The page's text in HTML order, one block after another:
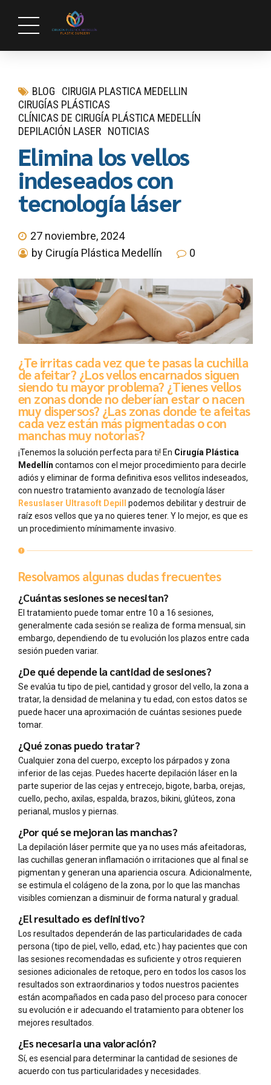
BLOG
CIRUGIA PLASTICA MEDELLIN
CIRUGÍAS PLÁSTICAS
CLÍNICAS DE CIRUGÍA PLÁSTICA MEDELLÍN
DEPILACIÓN LASER NOTICIAS
Elimina los vellos
indeseados con
tecnología láser
27 noviembre, 2024
by Cirugía Plástica Medellín
0
¿Te irritas cada vez que te pasas la cuchilla
de afeitar? ¿Los vellos encarnados siguen
siendo tu mayor problema? ¿Tienes vellos
en zonas donde no deberían estar o nacen
muy dispersos? ¿Las zonas donde te afeitas
cada vez están más pigmentadas o con
manchas muy notorias?
¡Tenemos la solución perfecta para ti! En Cirugía Plástica
Medellín contamos con el mejor procedimiento para decirle
adiós y eliminar de forma definitiva esos vellitos indeseados,
con nuestro tratamiento avanzado de tecnología láser
Resuslaser Ultrasoft Depill
podemos debilitar y destruir de
raíz esos vellos que ya no quieres tener. Y lo mejor, es que es
un procedimiento mínimamente invasivo.
Resolvamos algunas dudas frecuentes
¿Cuántas sesiones se necesitan?
El tratamiento puede tomar entre 10 a 16 sesiones,
generalmente cada sesión se realiza de forma mensual, sin
embargo, dependiendo de tu evolución los plazos entre cada
sesión pueden variar.
¿De qué depende la cantidad de sesiones?
Se evalúa tu tipo de piel, cantidad y grosor del vello, la zona a
tratar, la densidad de melanina y tu edad, con estos datos se
puede hacer una aproximación de cuántas sesiones puede
tomar.
¿Qué zonas puedo tratar?
Cualquier zona del cuerpo, excepto los párpados y zona
inferior de las cejas. Puedes hacerte depilación láser en la
parte superior de las cejas y entrecejo, bigote, barba, orejas,
cuello, pecho, axilas, espalda, brazos, bikini, glúteos, zona
perianal, muslos y piernas.
¿Por qué se mejoran las manchas?
La depilación láser permite que ya no uses más afeitadoras,
las cuchillas generan inflamación o irritaciones que al final se
pigmentan y generan una apariencia oscura. Adicionalmente,
se estimula el colágeno de la zona, por lo que las manchas
visibles comienzan a disminuir de forma natural y gradual.
¿El resultado es definitivo?
Los resultados dependerán de las particularidades de cada
persona (tipo de piel, vello, edad, etc.) hay pacientes que con
las sesiones recomendadas es suficiente y otros requieren
sesiones adicionales de retoque, pero en todos los casos los
resultados son extraordinarios y todos nuestros pacientes
están acompañados en cada paso del proceso para conocer
su evolución e ir adecuando el tratamiento para obtener los
mejores resultados.
¿Es necesaria una valoración?
Sí, es esencial para determinar la cantidad de sesiones de
acuerdo con tus particularidades y necesidades.